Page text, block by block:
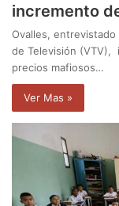
incremento
Ovalles,
de Televisión (VTV),
precios mafiosos…
Ver Mas »